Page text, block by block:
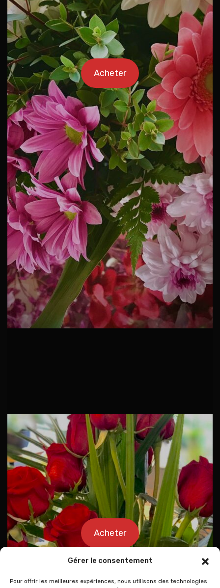
Gérer le consentement
Pour offrir les meilleures expériences, nous utilisons des technologies
Acheter
Acheter